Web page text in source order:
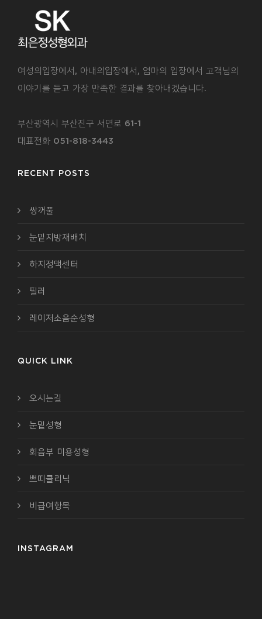
여성의입장에서, 아내의입장에서, 엄마의 입장에서 고객님의
이야기를 듣고 가장 만족한 결과를 찾아내겠습니다.
부산광역시 부산진구 서면로 61-1
대표전화 051-818-3443
RECENT POSTS
쌍꺼풀
눈밑지방재배치
하지정맥센터
필러
레이저소음순성형
QUICK LINK
오시는길
눈밑성형
회음부 미용성형
쁘띠클리닉
비급여항목
INSTAGRAM